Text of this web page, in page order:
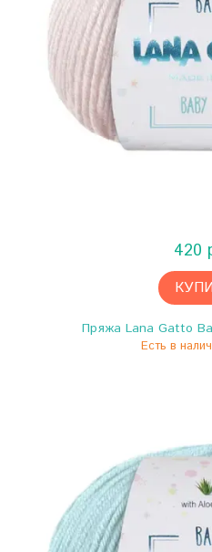
420
Пряжа Lana Gatto
Есть в